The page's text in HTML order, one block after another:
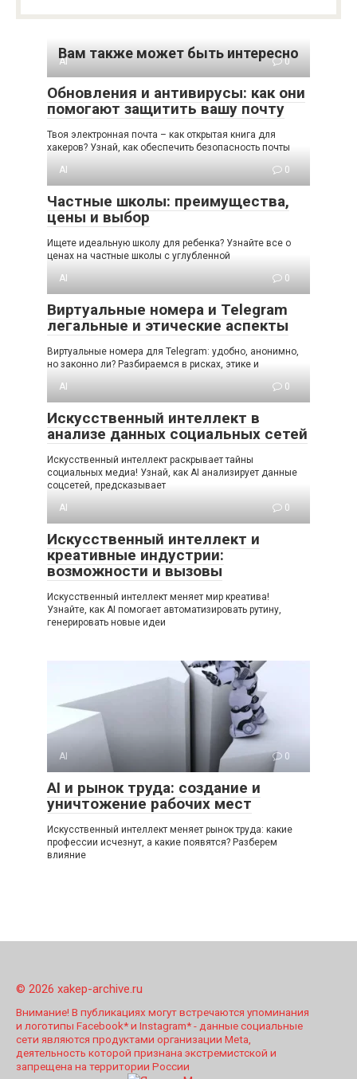
Вам также может быть интересно
AI 0
Обновления и антивирусы: как они
помогают защитить вашу почту
Твоя электронная почта – как открытая книга для
хакеров? Узнай, как обеспечить безопасность почты
AI
0
Частные школы: преимущества,
цены и выбор
Ищете идеальную школу для ребенка? Узнайте все о
ценах на частные школы с углубленной
AI
0
Виртуальные номера и Telegram
легальные и этические аспекты
Виртуальные номера для Telegram: удобно, анонимно,
но законно ли? Разбираемся в рисках, этике и
AI
0
Искусственный интеллект в
анализе данных социальных сетей
Искусственный интеллект раскрывает тайны
социальных медиа! Узнай, как AI анализирует данные
соцсетей, предсказывает
AI
0
Искусственный интеллект и
креативные индустрии:
возможности и вызовы
Искусственный интеллект меняет мир креатива!
Узнайте, как AI помогает автоматизировать рутину,
генерировать новые идеи
AI 0
AI и рынок труда: создание и
уничтожение рабочих мест
Искусственный интеллект меняет рынок труда: какие
профессии исчезнут, а какие появятся? Разберем
влияние
© 2026 xakep-archive.ru
Внимание! В публикациях могут встречаются упоминания
и логотипы Facebook* и Instagram* - данные социальные
сети являются продуктами организации Meta,
деятельность которой признана экстремистской и
запрещена на территории России